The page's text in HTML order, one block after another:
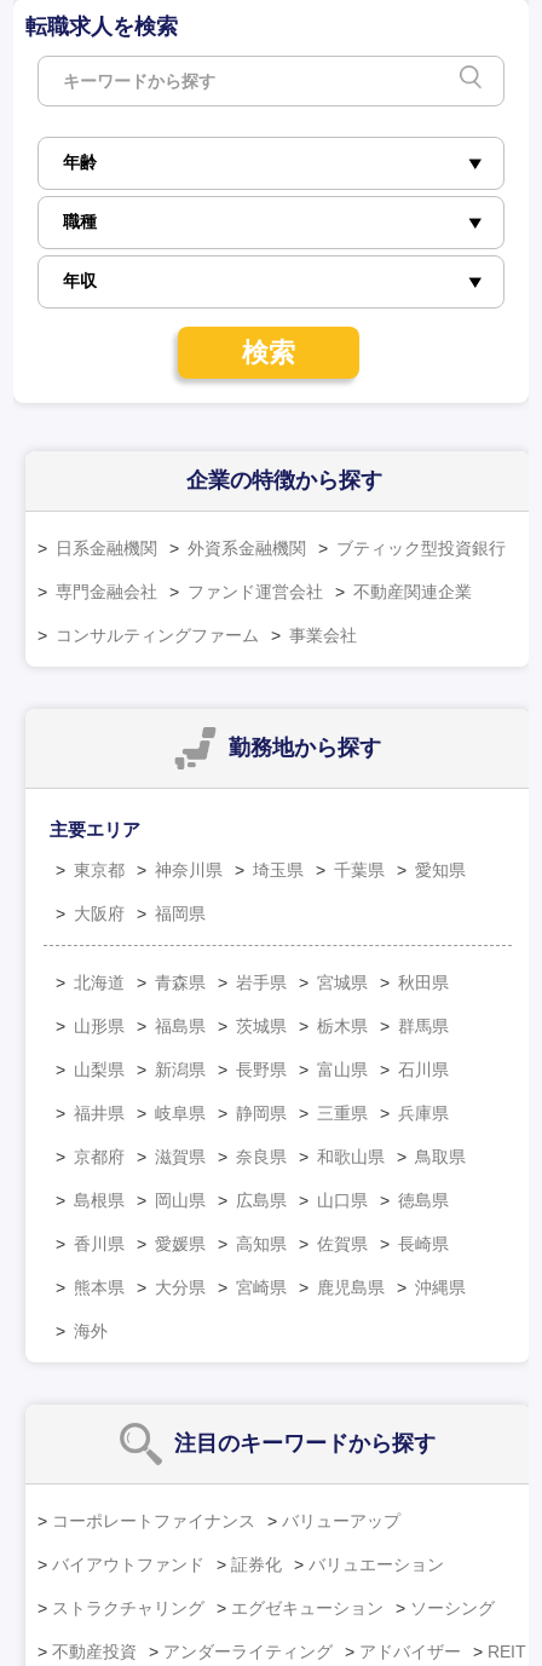
転職求人を検索
検索
企業の特徴から探す
日系金融機関 外資系金融機関 ブティック型投資銀行
専門金融会社 ファンド運営会社 不動産関連企業
コンサルティングファーム 事業会社
勤務地から探す
主要エリア
東京都 神奈川県 埼玉県 千葉県 愛知県
大阪府 福岡県
北海道 青森県 岩手県 宮城県 秋田県
山形県 福島県 茨城県 栃木県 群馬県
山梨県 新潟県 長野県 富山県 石川県
福井県 岐阜県 静岡県 三重県 兵庫県
京都府 滋賀県 奈良県 和歌山県 鳥取県
島根県 岡山県 広島県 山口県 徳島県
香川県 愛媛県 高知県 佐賀県 長崎県
熊本県 大分県 宮崎県 鹿児島県 沖縄県
海外
注目のキーワードから探す
コーポレートファイナンス バリューアップ
バイアウトファンド 証券化 バリュエーション
ストラクチャリング エグゼキューション ソーシング
不動産投資 アンダーライティング アドバイザー REIT